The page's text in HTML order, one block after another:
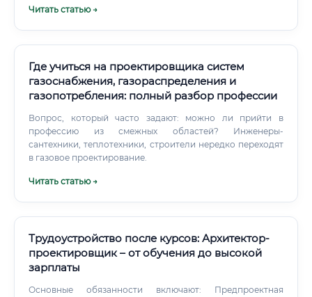
проектированию и монтажу внутренних систем и сетей
профиля, без которого невозможно строительство ни
одного современного объекта. Это одна из немногих
профессий, где специалист буквально «оживляет»
Читать статью →
Где учиться на проектировщика систем
газоснабжения, газораспределения и
газопотребления: полный разбор профессии
Вопрос, который часто задают: можно ли прийти в
профессию из смежных областей? Инженеры-
сантехники, теплотехники, строители нередко переходят
в газовое проектирование.
Читать статью →
Трудоустройство после курсов: Архитектор-
проектировщик – от обучения до высокой
зарплаты
Основные обязанности включают: Предпроектная